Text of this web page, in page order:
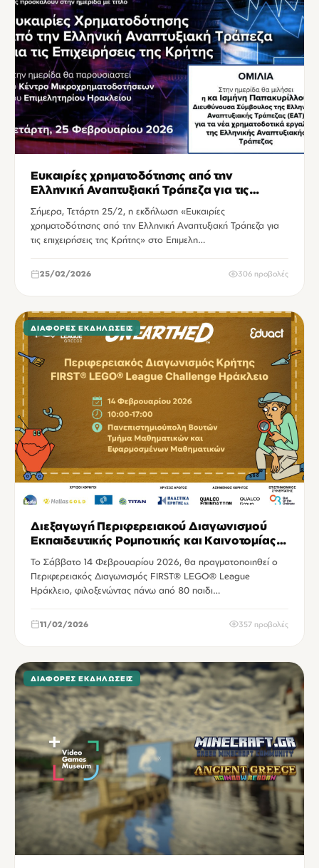
Ευκαιρίες χρηματοδότησης από την
Ελληνική Αναπτυξιακή Τράπεζα για τις
επιχειρήσεις της Κρήτης
Σήμερα, Τετάρτη 25/2, η εκδήλωση «Ευκαιρίες
χρηματοδότησης από την Ελληνική Αναπτυξιακή Τράπεζα για
τις επιχειρήσεις της Κρήτης» στο Επιμελη…
25/02/2026 306 προβολές
ΔΙΆΦΟΡΕΣ ΕΚΔΗΛΏΣΕΙΣ
Διεξαγωγή Περιφερειακού Διαγωνισμού
Εκπαιδευτικής Ρομποτικής και Καινοτομίας
FIRST® LEGO® League Ηράκλειο
Το Σάββατο 14 Φεβρουαρίου 2026, θα πραγματοποιηθεί ο
Περιφερειακός Διαγωνισμός FIRST® LEGO® League
Ηράκλειο, φιλοξενώντας πάνω από 80 παιδι…
11/02/2026 357 προβολές
ΔΙΆΦΟΡΕΣ ΕΚΔΗΛΏΣΕΙΣ